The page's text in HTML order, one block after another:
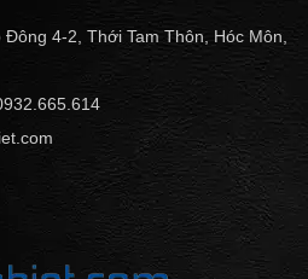
4-2, Thới Tam Thôn, Hóc Môn,